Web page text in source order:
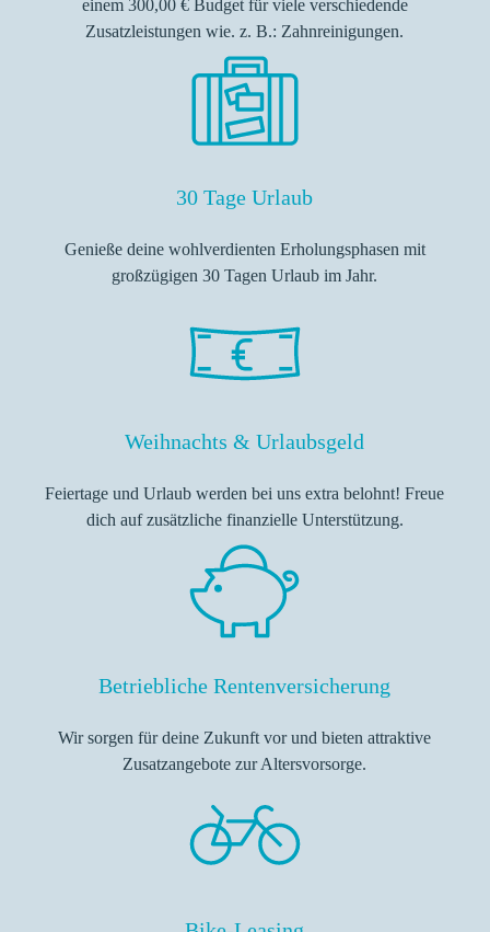
einem 300,00 € Budget für viele verschiedende
Zusatzleistungen wie. z. B.: Zahnreinigungen.
30 Tage Urlaub
Genieße deine wohlverdienten Erholungsphasen mit
großzügigen 30 Tagen Urlaub im Jahr.
Weihnachts & Urlaubsgeld
Feiertage und Urlaub werden bei uns extra belohnt! Freue
dich auf zusätzliche finanzielle Unterstützung.
Betriebliche Rentenversicherung
Wir sorgen für deine Zukunft vor und bieten attraktive
Zusatzangebote zur Altersvorsorge.